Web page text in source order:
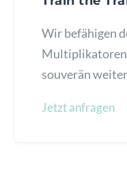
Wir befähigen
souverän
Jetzt anfragen